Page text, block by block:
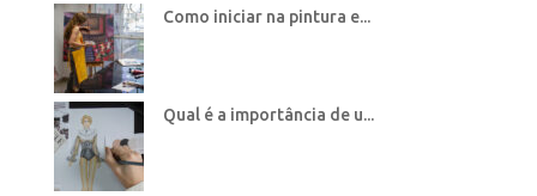
Como iniciar na pintura e...
Qual é a importância de u...